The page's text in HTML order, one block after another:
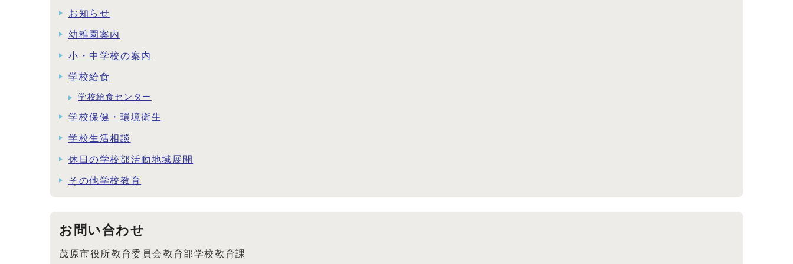
お知らせ
幼稚園案内
小・中学校の案内
学校給食
学校給食センター
学校保健・環境衛生
学校生活相談
休日の学校部活動地域展開
その他学校教育
お問い合わせ
茂原市役所教育委員会教育部学校教育課